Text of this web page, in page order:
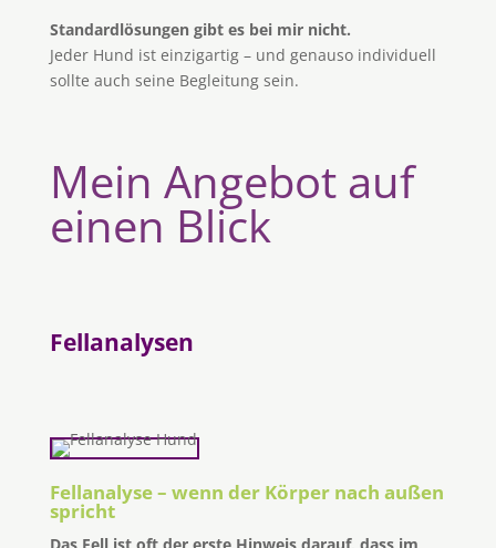
Standardlösungen gibt es bei mir nicht.
Jeder Hund ist einzigartig – und genauso individuell
sollte auch seine Begleitung sein.
Mein Angebot auf
einen Blick
Fellanalysen
Fellanalyse – wenn der Körper nach außen
spricht